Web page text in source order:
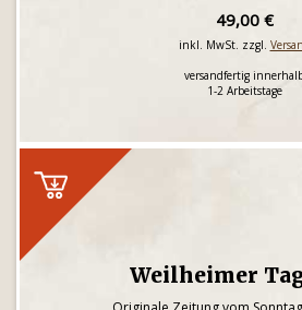
49,00 €
inkl. MwSt. zzgl.
versandfertig
1-2 Arbeitstage
Weilheimer